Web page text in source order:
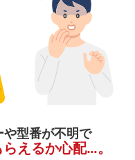
や型番が不明で
えるか心配…。